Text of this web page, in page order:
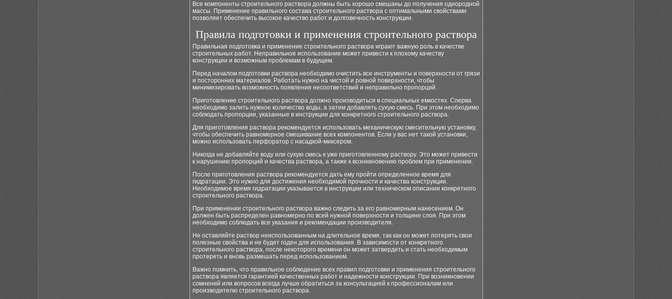
Все компоненты строительного раствора должны быть хорошо смешаны до получения однородной
массы. Применение правильного состава строительного раствора с оптимальными свойствами
позволяет обеспечить высокое качество работ и долговечность конструкции.
Правила подготовки и применения строительного раствора
Правильная подготовка и применение строительного раствора играют важную роль в качестве
строительных работ. Неправильное использование может привести к плохому качеству
конструкции и возможным проблемам в будущем.
Перед началом подготовки раствора необходимо очистить все инструменты и поверхности от грязи
и посторонних материалов. Работать нужно на чистой и ровной поверхности, чтобы
минимизировать возможность появления несоответствий и неправильно пропорций.
Приготовление строительного раствора должно производиться в специальных емкостях. Сперва
необходимо залить нужное количество воды, а затем добавлять сухую смесь. При этом необходимо
соблюдать пропорции, указанные в инструкции для конкретного строительного раствора.
Для приготовления раствора рекомендуется использовать механическую смесительную установку,
чтобы обеспечить равномерное смешивание всех компонентов. Если у вас нет такой установки,
можно использовать перфоратор с насадкой-миксером.
Никогда не добавляйте воду или сухую смесь к уже приготовленному раствору. Это может привести
к нарушению пропорций и качества раствора, а также к возникновению проблем при применении.
После приготовления раствора рекомендуется дать ему пройти определенное время для
гидратации. Это нужно для достижения необходимой прочности и качества конструкции.
Необходимое время гидратации указывается в инструкции или техническом описании конкретного
строительного раствора.
При применении строительного раствора важно следить за его равномерным нанесением. Он
должен быть распределен равномерно по всей нужной поверхности и толщине слоя. При этом
необходимо соблюдать все указания и рекомендации производителя.
Не оставляйте раствор неиспользованным на длительное время, так как он может потерять свои
полезные свойства и не будет годен для использования. В зависимости от конкретного
строительного раствора, после некоторого времени он может затвердеть и стать необходимым
протереть и вновь размешать перед использованием.
Важно помнить, что правильное соблюдение всех правил подготовки и применения строительного
раствора является гарантией качественных работ и надежности конструкции. При возникновении
сомнений или вопросов всегда лучше обратиться за консультацией к профессионалам или
производителю строительного раствора.